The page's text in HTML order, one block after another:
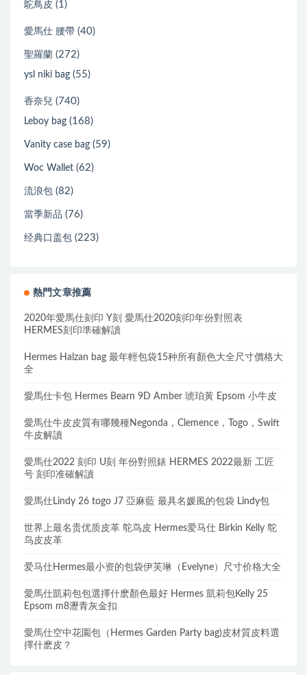
鴕鳥皮 (1)
愛馬仕 腰帶 (40)
聖羅蘭 (272)
ysl niki bag (55)
香奈兒 (740)
Leboy bag (168)
Vanity case bag (59)
Woc Wallet (62)
流浪包 (82)
當季新品 (76)
经典口盖包 (223)
熱門文章推薦
2020年愛馬仕刻印 Y刻 愛馬仕2020刻印年份對照表
HERMES刻印準確解讀
Hermes Halzan bag 最年輕包袋15种所有顏色大全尺寸價格大
全
愛馬仕卡包 Hermes Bearn 9D Amber 琥珀黃 Epsom 小牛皮
愛馬仕牛皮皮質有哪幾種Negonda，Clemence，Togo，Swift
牛皮解讀
愛馬仕2022 刻印 U刻 年份對照錶 HERMES 2022最新 工匠
号 刻印准確解讀
愛馬仕Lindy 26 togo J7 亞麻藍 最具名媛風的包袋 Lindy包
世界上最名贵优质皮革 鸵鸟皮 Hermes爱马仕 Birkin Kelly 鸵
鸟皮皮革
爱马仕Hermes最小资的包袋伊芙琳（Evelyne）尺寸价格大全
愛馬仕凱莉包包選擇什麽顏色最好 Hermes 凱莉包Kelly 25
Epsom m8瀝青灰金扣
愛馬仕空中花園包（Hermes Garden Party bag)皮材質皮料選
擇什麽皮？